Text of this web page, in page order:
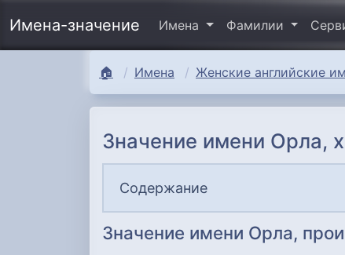
Имена-значение Имена Фамилии
🏠 Имена Женские английские
Значение имени Орла,
Содержание
Значение имени Орла,